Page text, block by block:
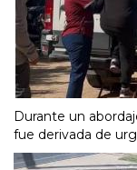
Durante un
fue derivada de